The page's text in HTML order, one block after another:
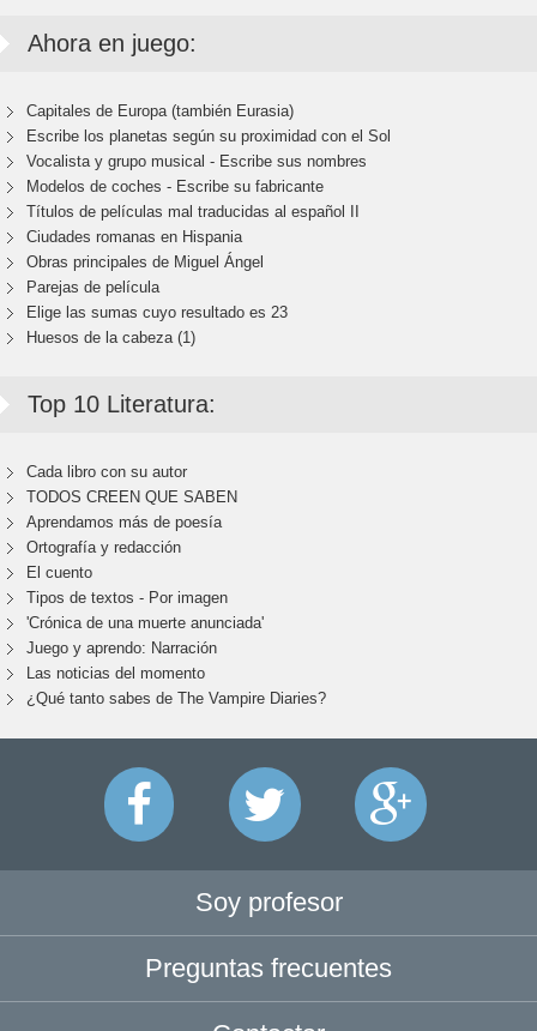
Ahora en juego:
Capitales de Europa (también Eurasia)
Escribe los planetas según su proximidad con el Sol
Vocalista y grupo musical - Escribe sus nombres
Modelos de coches - Escribe su fabricante
Títulos de películas mal traducidas al español II
Ciudades romanas en Hispania
Obras principales de Miguel Ángel
Parejas de película
Elige las sumas cuyo resultado es 23
Huesos de la cabeza (1)
Top 10 Literatura:
Cada libro con su autor
TODOS CREEN QUE SABEN
Aprendamos más de poesía
Ortografía y redacción
El cuento
Tipos de textos - Por imagen
'Crónica de una muerte anunciada'
Juego y aprendo: Narración
Las noticias del momento
¿Qué tanto sabes de The Vampire Diaries?
Soy profesor
Preguntas frecuentes